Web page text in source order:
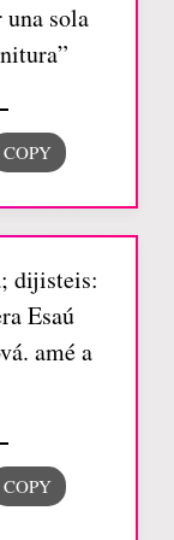
sola
dijisteis:
Esaú
amé a